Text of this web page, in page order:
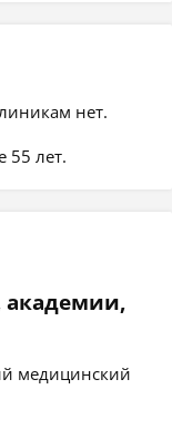
нет.
55 лет.
академии,
медицинский